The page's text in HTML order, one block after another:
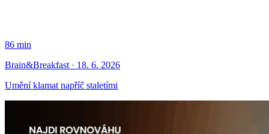
86 min
Brain&Breakfast · 18. 6. 2026
Umění klamat napříč staletími